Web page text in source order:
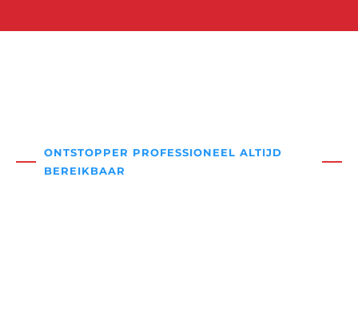
ONTSTOPPER PROFESSIONEEL ALTIJD
BEREIKBAAR